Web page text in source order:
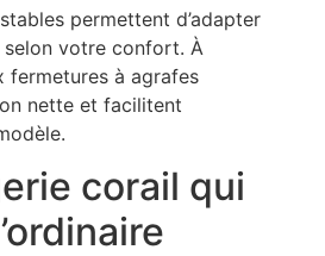
permettent d’adapter
selon votre confort. À
fermetures à agrafes
nette et facilitent
corail qui